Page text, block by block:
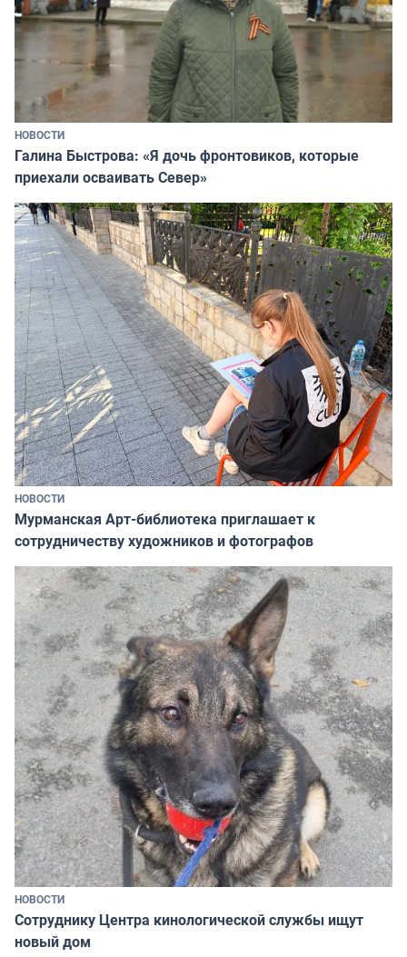
НОВОСТИ
Галина Быстрова: «Я дочь фронтовиков, которые
приехали осваивать Север»
НОВОСТИ
Мурманская Арт-библиотека приглашает к
сотрудничеству художников и фотографов
НОВОСТИ
Сотруднику Центра кинологической службы ищут
новый дом